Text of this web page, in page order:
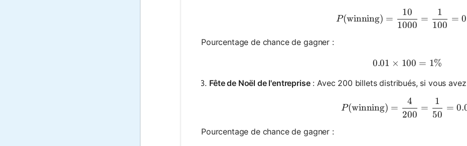
P(winning) =
1000
10
=
100
1
=
Pourcentage de chance de gagner :
0.01 \times
0.01 × 100 = 1%
Fête de Noël de l'entreprise: Avec 200 billets distribués, si vous
P(winning) =
200
4
=
50
1
=
Pourcentage de chance de gagner :